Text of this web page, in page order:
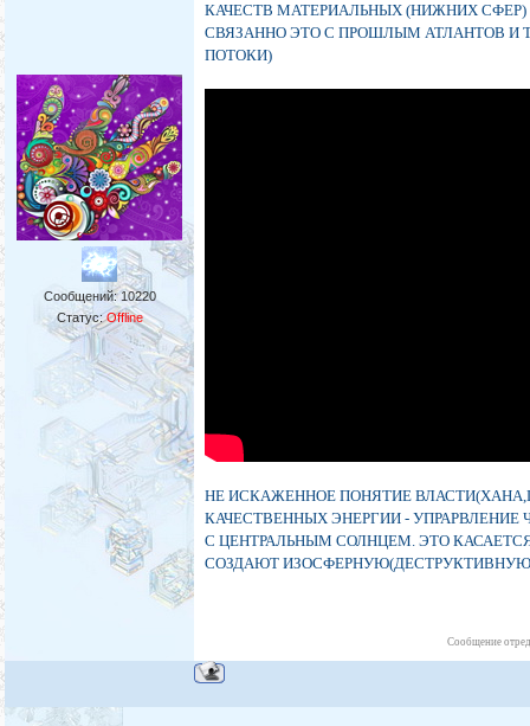
Сообщений:10220
Статус:Offline
КАЧЕСТВ МАТЕРИАЛЬНЫХ (НИЖНИХ
СВЯЗАННО ЭТО С ПРОШЛЫМ АТЛАНТОВ И
ПОТОКИ)
НЕ ИСКАЖЕННОЕ ПОНЯТИЕ
КАЧЕСТВЕННЫХ ЭНЕРГИИ - УПРАРВЛЕНИЕ
С ЦЕНТРАЛЬНЫМ СОЛНЦЕМ. ЭТО
СОЗДАЮТ
Сообщение